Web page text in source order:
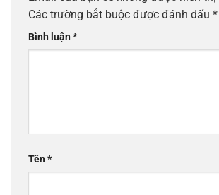
Các trường bắt buộc được đánh dấu *
Bình luận*
Tên*